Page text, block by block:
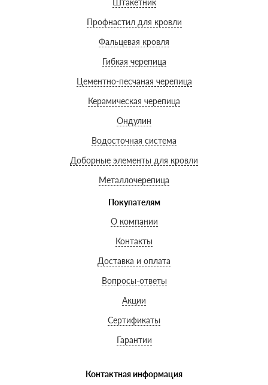
Штакетник
Профнастил для кровли
Фальцевая кровля
Гибкая черепица
Цементно-песчаная черепица
Керамическая черепица
Ондулин
Водосточная система
Доборные элементы для кровли
Металлочерепица
Покупателям
О компании
Контакты
Доставка и оплата
Вопросы-ответы
Акции
Сертификаты
Гарантии
Контактная информация